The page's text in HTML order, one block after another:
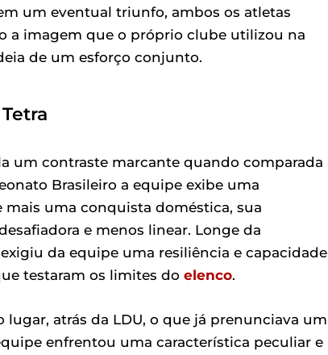
um eventual triunfo, ambos os atletas
a imagem que o próprio clube utilizou na
de um esforço conjunto.
um contraste marcante quando comparada
Brasileiro a equipe exibe uma
uma conquista doméstica, sua
e menos linear. Longe da
da equipe uma resiliência e capacidade
testaram os limites do elenco.
atrás da LDU, o que já prenunciava um
enfrentou uma característica peculiar e